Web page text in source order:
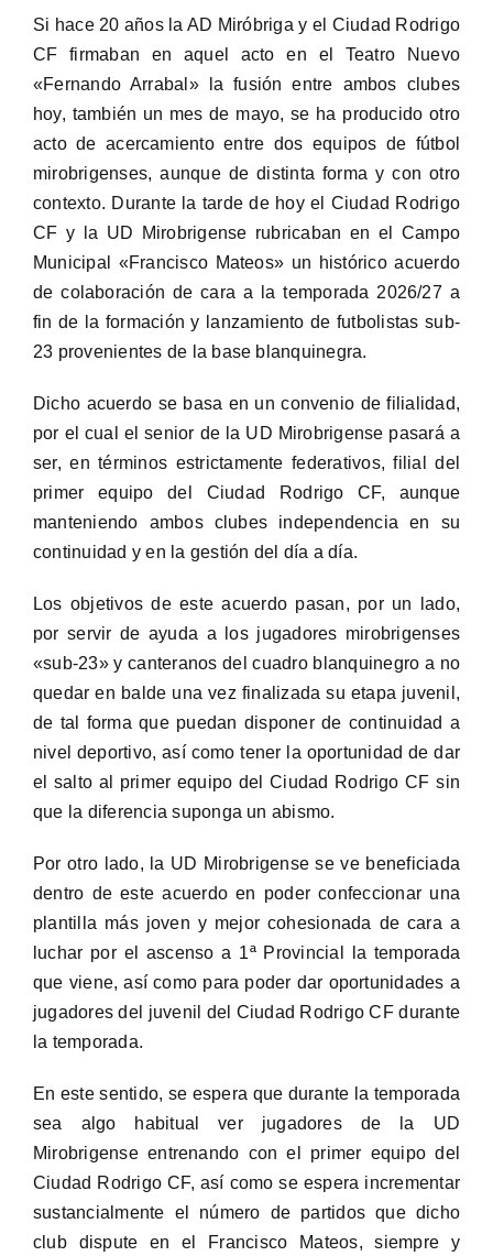
Si hace 20 años la AD Miróbriga y el Ciudad Rodrigo
CF firmaban en aquel acto en el Teatro Nuevo
«Fernando Arrabal» la fusión entre ambos clubes
hoy, también un mes de mayo, se ha producido otro
acto de acercamiento entre dos equipos de fútbol
mirobrigenses, aunque de distinta forma y con otro
contexto. Durante la tarde de hoy el Ciudad Rodrigo
CF y la UD Mirobrigense rubricaban en el Campo
Municipal «Francisco Mateos» un histórico acuerdo
de colaboración de cara a la temporada 2026/27 a
fin de la formación y lanzamiento de futbolistas sub-
23 provenientes de la base blanquinegra.
Dicho acuerdo se basa en un convenio de filialidad,
por el cual el senior de la UD Mirobrigense pasará a
ser, en términos estrictamente federativos, filial del
primer equipo del Ciudad Rodrigo CF, aunque
manteniendo ambos clubes independencia en su
continuidad y en la gestión del día a día.
Los objetivos de este acuerdo pasan, por un lado,
por servir de ayuda a los jugadores mirobrigenses
«sub-23» y canteranos del cuadro blanquinegro a no
quedar en balde una vez finalizada su etapa juvenil,
de tal forma que puedan disponer de continuidad a
nivel deportivo, así como tener la oportunidad de dar
el salto al primer equipo del Ciudad Rodrigo CF sin
que la diferencia suponga un abismo.
Por otro lado, la UD Mirobrigense se ve beneficiada
dentro de este acuerdo en poder confeccionar una
plantilla más joven y mejor cohesionada de cara a
luchar por el ascenso a 1ª Provincial la temporada
que viene, así como para poder dar oportunidades a
jugadores del juvenil del Ciudad Rodrigo CF durante
la temporada.
En este sentido, se espera que durante la temporada
sea algo habitual ver jugadores de la UD
Mirobrigense entrenando con el primer equipo del
Ciudad Rodrigo CF, así como se espera incrementar
sustancialmente el número de partidos que dicho
club dispute en el Francisco Mateos, siempre y